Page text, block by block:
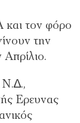
και τον φόρο
την
Απρίλιο.
Ν.∆.,
Ερευνας